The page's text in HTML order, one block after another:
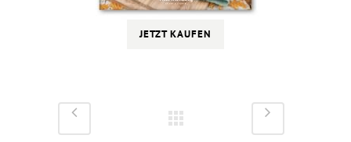
JETZT KAUFEN